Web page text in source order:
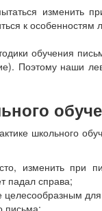
изменить
к особенностям
обучения
Поэтому наши
школьного
изменить при
падал справа;
письма;